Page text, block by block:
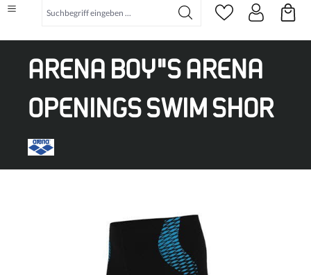
ARENA BOY"S ARENA
OPENINGS SWIM SHOR